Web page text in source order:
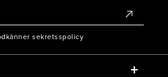
sekretsspolicy